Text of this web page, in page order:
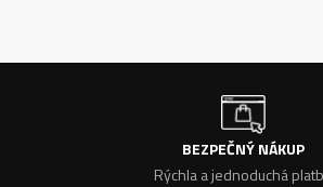
BEZPEČNÝ NÁKUP
Rýchla a jednoduchá